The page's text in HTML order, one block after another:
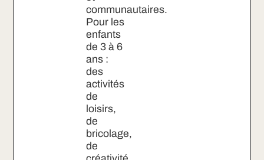
communautaires.
Pour les
enfants
de 3 à 6
ans :
des
activités
de
loisirs,
de
bricolage,
de